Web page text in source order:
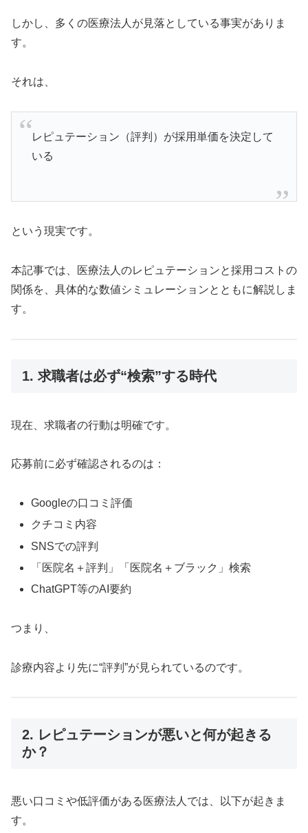
しかし、多くの医療法人が見落としている事実がありま
す。
それは、
レピュテーション（評判）が採用単価を決定して
いる
という現実です。
本記事では、医療法人のレピュテーションと採用コストの
関係を、具体的な数値シミュレーションとともに解説しま
す。
1. 求職者は必ず“検索”する時代
現在、求職者の行動は明確です。
応募前に必ず確認されるのは：
Googleの口コミ評価
クチコミ内容
SNSでの評判
「医院名＋評判」「医院名＋ブラック」検索
ChatGPT等のAI要約
つまり、
診療内容より先に“評判”が見られているのです。
2. レピュテーションが悪いと何が起きる
か？
悪い口コミや低評価がある医療法人では、以下が起きま
す。